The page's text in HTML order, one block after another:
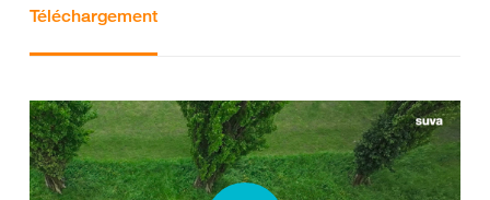
Téléchargement